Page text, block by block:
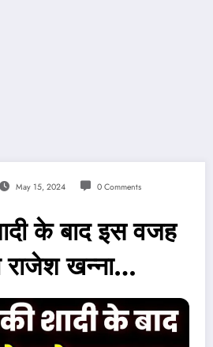
May 15, 2024 0 Comments
के बाद इस वजह
खन्ना…